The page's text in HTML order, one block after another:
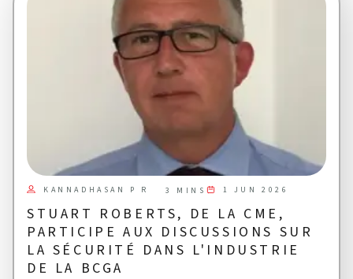
STUART ROBERTS, DE LA CME,
PARTICIPE AUX DISCUSSIONS SUR
LA SÉCURITÉ DANS L'INDUSTRIE
DE LA BCGA
KANNADHASAN P R 3 MINS 1 JUN 2026